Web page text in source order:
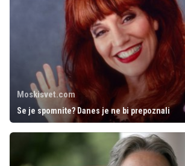
Moskisvet.com
Se je spomnite? Danes je ne bi prepoznali